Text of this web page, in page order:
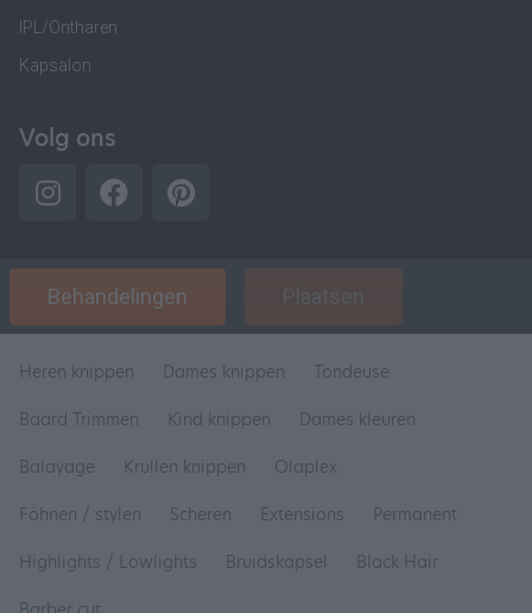
IPL/Ontharen
Kapsalon
Volg ons
Behandelingen Plaatsen
Heren knippen Dames knippen
Tondeuse
Baard Trimmen
Kind knippen
Dames kleuren
Balayage
Krullen knippen
Olaplex
Föhnen / stylen
Scheren Extensions
Permanent
Highlights / Lowlights
Bruidskapsel
Black Hair